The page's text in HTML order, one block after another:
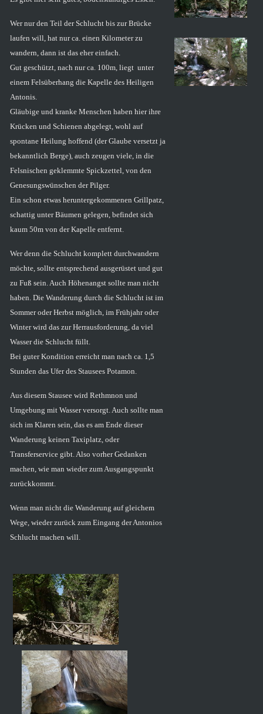
Wer nur den Teil der Schlucht bis zur Brücke
laufen will, hat nur ca. einen Kilometer zu
wandern, dann ist das eher einfach.
Gut geschützt, nach nur ca. 100m, liegt unter
einem Felsüberhang die Kapelle des Heiligen
Antonis.
Gläubige und kranke Menschen haben hier ihre
Krücken und Schienen abgelegt, wohl auf
spontane Heilung hoffend (der Glaube versetzt ja
bekanntlich Berge), auch zeugen viele, in die
Felsnischen geklemmte Spickzettel, von den
Genesungswünschen der Pilger.
Ein schon etwas heruntergekommenen Grillpatz,
schattig unter Bäumen gelegen, befindet sich
kaum 50m von der Kapelle entfernt.
Wer denn die Schlucht komplett durchwandern
möchte, sollte entsprechend ausgerüstet und gut
zu Fuß sein. Auch Höhenangst sollte man nicht
haben. Die Wanderung durch die Schlucht ist im
Sommer oder Herbst möglich, im Frühjahr oder
Winter wird das zur Herrausforderung, da viel
Wasser die Schlucht füllt.
Bei guter Kondition erreicht man nach ca. 1,5
Stunden das Ufer des Stausees Potamon.
Aus diesem Stausee wird Rethmnon und
Umgebung mit Wasser versorgt. Auch sollte man
sich im Klaren sein, das es am Ende dieser
Wanderung keinen Taxiplatz, oder
Transferservice gibt. Also vorher Gedanken
machen, wie man wieder zum Ausgangspunkt
zurückkommt.
Wenn man nicht die Wanderung auf gleichem
Wege, wieder zurück zum Eingang der Antonios
Schlucht machen will.